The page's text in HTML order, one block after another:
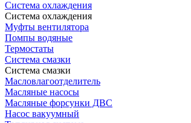
Система охлаждения
Система охлаждения
Муфты вентилятора
Помпы водяные
Термостаты
Система смазки
Система смазки
Масловлагоотделитель
Масляные насосы
Масляные форсунки ДВС
Насос вакуумный